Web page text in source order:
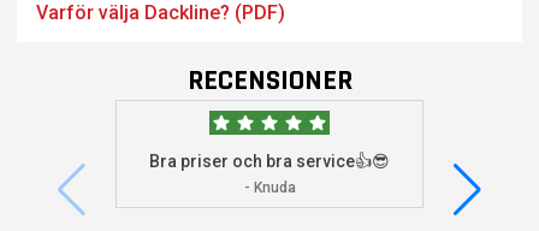
Varför välja Dackline? (PDF)
RECENSIONER
Bra priser och bra service👍😎
- Knuda